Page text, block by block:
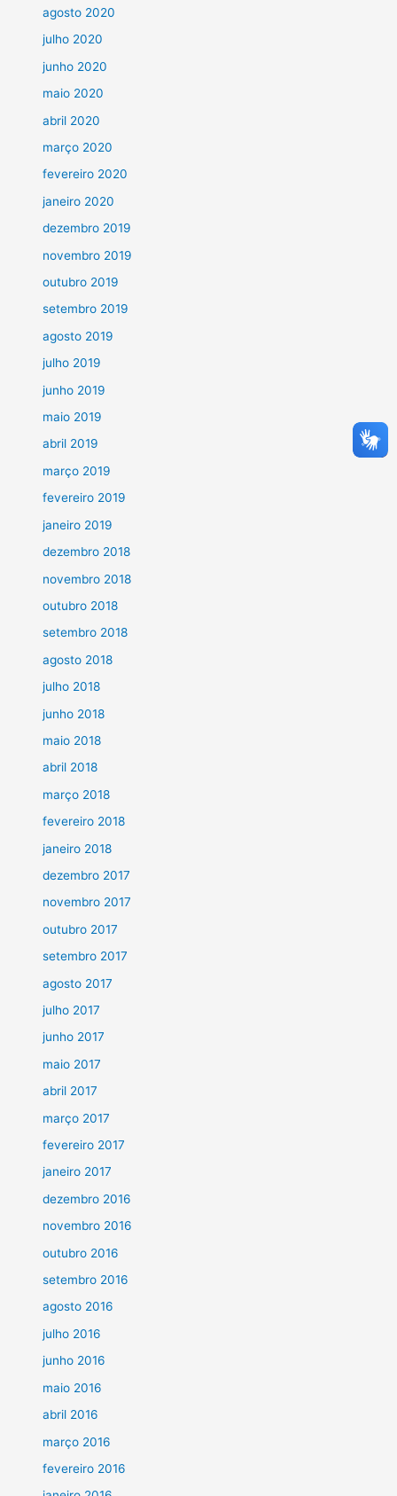
agosto 2020
julho 2020
junho 2020
maio 2020
abril 2020
março 2020
fevereiro 2020
janeiro 2020
dezembro 2019
novembro 2019
outubro 2019
setembro 2019
agosto 2019
julho 2019
junho 2019
maio 2019
abril 2019
março 2019
fevereiro 2019
janeiro 2019
dezembro 2018
novembro 2018
outubro 2018
setembro 2018
agosto 2018
julho 2018
junho 2018
maio 2018
abril 2018
março 2018
fevereiro 2018
janeiro 2018
dezembro 2017
novembro 2017
outubro 2017
setembro 2017
agosto 2017
julho 2017
junho 2017
maio 2017
abril 2017
março 2017
fevereiro 2017
janeiro 2017
dezembro 2016
novembro 2016
outubro 2016
setembro 2016
agosto 2016
julho 2016
junho 2016
maio 2016
abril 2016
março 2016
fevereiro 2016